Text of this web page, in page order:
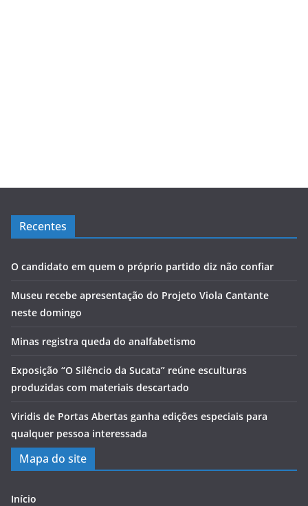
Recentes
O candidato em quem o próprio partido diz não confiar
Museu recebe apresentação do Projeto Viola Cantante
neste domingo
Minas registra queda do analfabetismo
Exposição “O Silêncio da Sucata” reúne esculturas
produzidas com materiais descartado
Viridis de Portas Abertas ganha edições especiais para
qualquer pessoa interessada
Mapa do site
Início